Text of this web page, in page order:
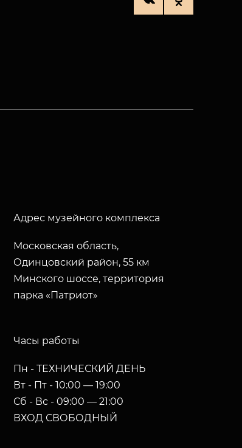
Адрес музейного комплекса
Московская область,
Одинцовский район, 55 км
Минского шоссе, территория
парка «Патриот»
Часы работы
Пн - ТЕХНИЧЕСКИЙ ДЕНЬ
Вт - Пт - 10:00 — 19:00
Сб - Вс - 09:00 — 21:00
ВХОД СВОБОДНЫЙ